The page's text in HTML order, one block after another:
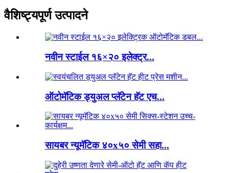
वैशिष्ट्यपूर्ण उत्पादने
नवीन स्टाईल १६×२० इलेक्ट्र...
ऑटोमॅटिक ड्युअल प्लॅटेन हॅट एच...
सायबर न्यूमॅटिक ४०x५० सेमी सहा...